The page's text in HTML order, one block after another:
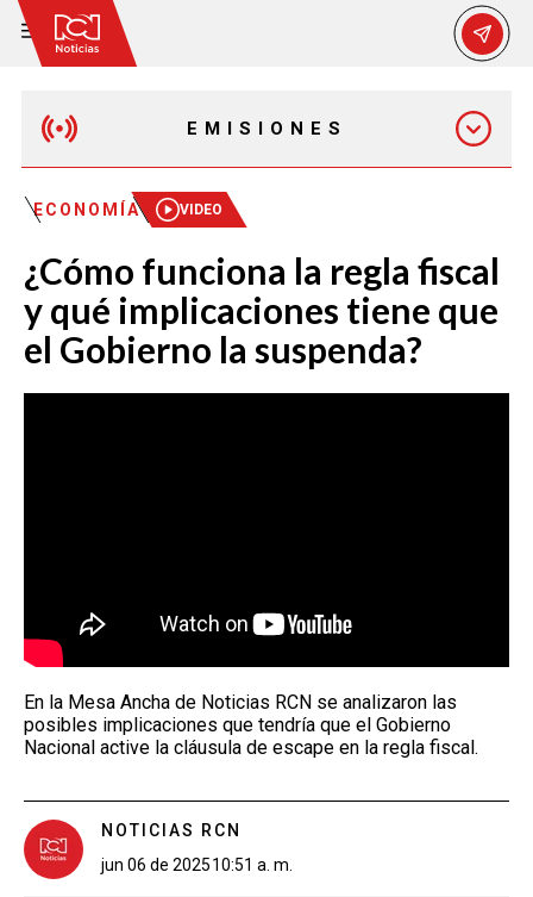
EMISIONES
MAÑANA EXPRESS
EMISIÓN 12:30 PM
EMISIÓN 7:00 PM
ECONOMÍA VIDEO
¿Cómo funciona la regla fiscal
y qué implicaciones tiene que
el Gobierno la suspenda?
En la Mesa Ancha de Noticias RCN se analizaron las
posibles implicaciones que tendría que el Gobierno
Nacional active la cláusula de escape en la regla fiscal.
NOTICIAS RCN
jun 06 de 202510:51 a. m.